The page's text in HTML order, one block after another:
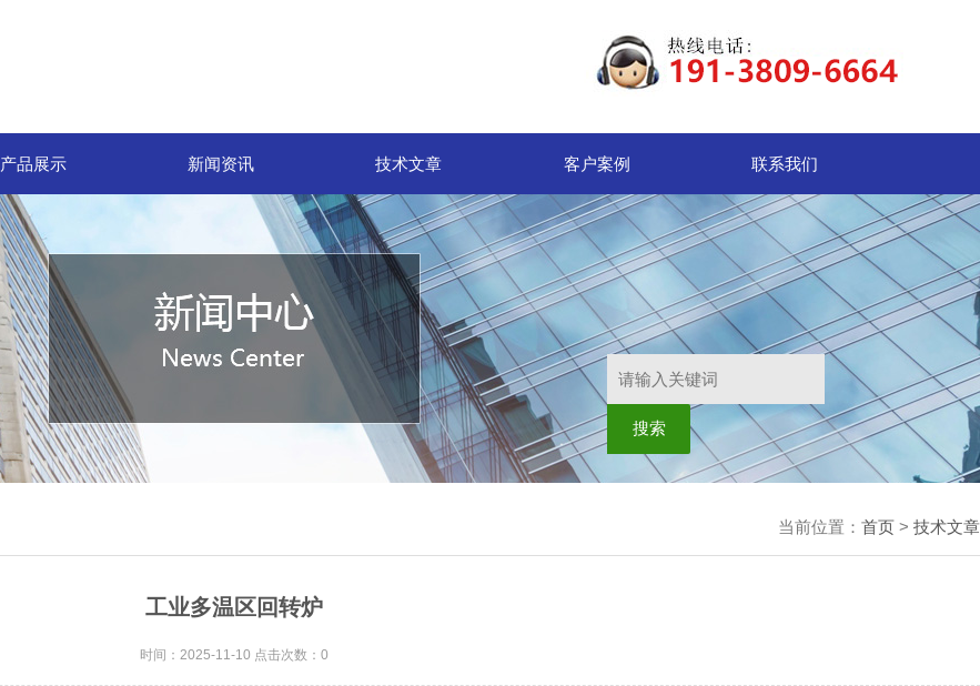
产品展示 新闻资讯 技术文章 客户案例 联系我们
当前位置： 首页 > 技术文章
工业多温区回转炉
时间：2025-11-10 点击次数：0